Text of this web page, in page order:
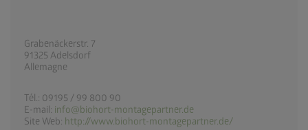
Grabenäckerstr. 7
91325 Adelsdorf
Allemagne
Tél.: 09195 / 99 800 90
E-mail: info@biohort-montagepartner.de
Site Web: http://www.biohort-montagepartner.de/